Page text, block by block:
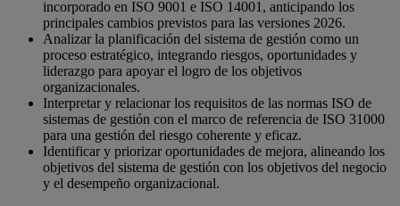
incorporado en ISO 9001 e ISO 14001, anticipando los
principales cambios previstos para las versiones 2026.
Analizar la planificación del sistema de gestión como un
proceso estratégico, integrando riesgos, oportunidades y
liderazgo para apoyar el logro de los objetivos
organizacionales.
Interpretar y relacionar los requisitos de las normas ISO de
sistemas de gestión con el marco de referencia de ISO 31000
para una gestión del riesgo coherente y eficaz.
Identificar y priorizar oportunidades de mejora, alineando los
objetivos del sistema de gestión con los objetivos del negocio
y el desempeño organizacional.